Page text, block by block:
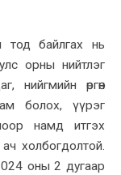
тод байлгах нь
орны нийтлэг
нийгмийн өргөн
болох, үүрэг
намд итгэх
холбогдолтой.
оны 2 дугаар